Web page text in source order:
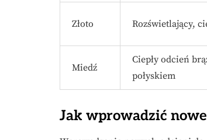
Złoto Rozświetlający,
Miedź
Ciepły odcień
połyskiem
Jak wprowadzić